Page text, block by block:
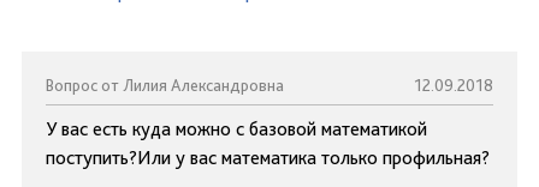
Вопрос от Лилия Александровна 12.09.2018
У вас есть куда можно с базовой математикой
поступить?Или у вас математика только профильная?